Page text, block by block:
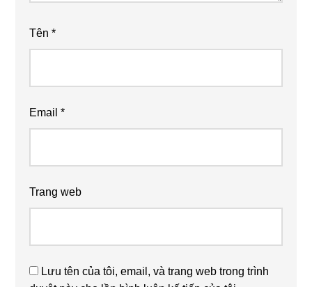
Tên*
Email*
Trang web
Lưu tên của tôi, email, và trang web trong trình